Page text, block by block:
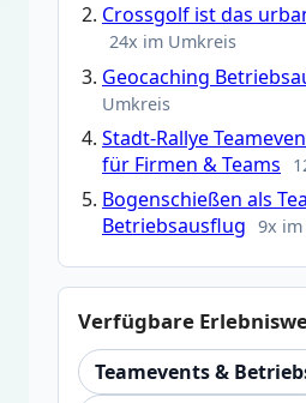
Crossgolf ist das
24x im Umkreis
Geocaching
Umkreis
Stadt-Rallye
für Firmen & Teams
Bogenschießen als
Betriebsausflug 9x
Verfügbare
Teamevents &